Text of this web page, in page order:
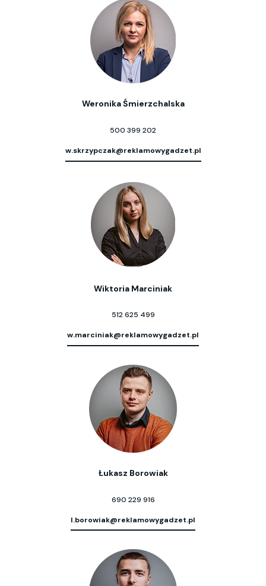
Weronika Śmierzchalska
500 399 202
w.skrzypczak@reklamowygadzet.pl
Wiktoria Marciniak
512 625 499
w.marciniak@reklamowygadzet.pl
Łukasz Borowiak
690 229 916
l.borowiak@reklamowygadzet.pl